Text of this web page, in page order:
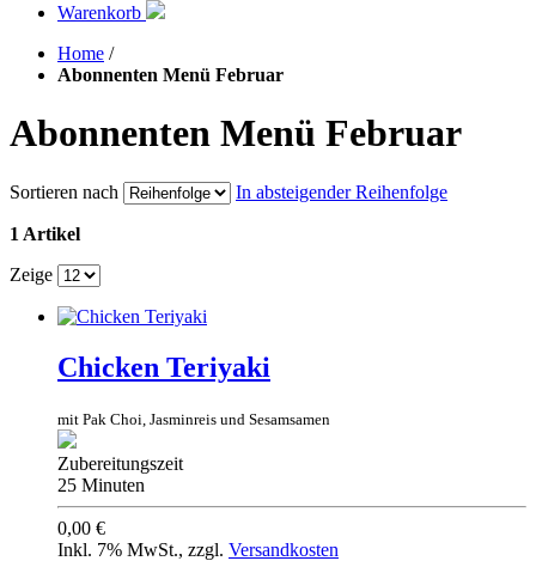
Warenkorb
Home /
Abonnenten Menü Februar
Abonnenten Menü Februar
Sortieren nach In absteigender Reihenfolge
1 Artikel
Zeige
Chicken Teriyaki
mit Pak Choi, Jasminreis und Sesamsamen
Zubereitungszeit
25 Minuten
0,00 €
Inkl. 7% MwSt., zzgl. Versandkosten